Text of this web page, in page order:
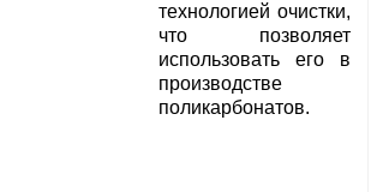
технологией очистки,
что позволяет
использовать его в
производстве
поликарбонатов.